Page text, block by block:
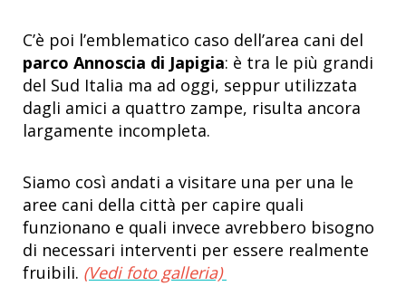
C’è poi l’emblematico caso dell’area cani del
parco Annoscia di Japigia: è tra le più grandi
del Sud Italia ma ad oggi, seppur utilizzata
dagli amici a quattro zampe, risulta ancora
largamente incompleta.
Siamo così andati a visitare una per una le
aree cani della città per capire quali
funzionano e quali invece avrebbero bisogno
di necessari interventi per essere realmente
fruibili. (Vedi foto galleria)